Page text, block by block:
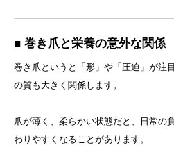
■ 巻き爪と栄養の意外な関係
巻き爪というと「形」や「圧迫」が注
の質も大きく関係します。
爪が薄く、柔らかい状態だと、日常の
わりやすくなることがあります。